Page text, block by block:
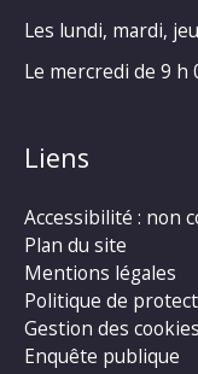
Les lundi, mardi,
Le mercredi de 9 h
Liens
Accessibilité : non
Plan du site
Mentions légales
Politique de
Gestion des cookies
Enquête publique